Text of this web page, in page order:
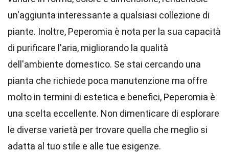
un'aggiunta interessante a qualsiasi collezione di
piante. Inoltre, Peperomia è nota per la sua capacità
di purificare l'aria, migliorando la qualità
dell'ambiente domestico. Se stai cercando una
pianta che richiede poca manutenzione ma offre
molto in termini di estetica e benefici, Peperomia è
una scelta eccellente. Non dimenticare di esplorare
le diverse varietà per trovare quella che meglio si
adatta al tuo stile e alle tue esigenze.